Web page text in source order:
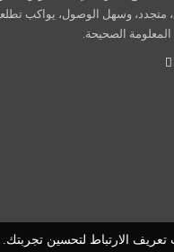
متجدد، وسهل الوصول، يواكب
الصحيحة.
تعريف الارتباط لتحسين